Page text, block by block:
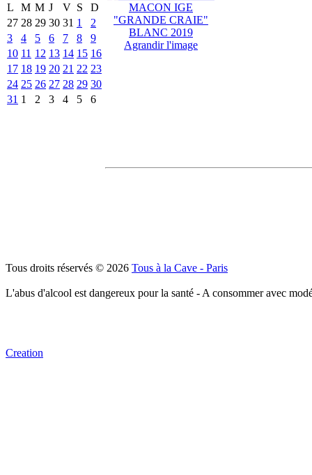
L
M M J V S
D
27 28 29 30 31 1
2
3
4 5 6 7 8
9
10 11 12 13 14 15 16
17 18 19 20 21 22 23
24 25 26 27 28 29 30
31 1 2 3 4 5 6
Agrandir l'image
Tous droits réservés © 2026 Tous à la Cave - Paris
L'abus d'alcool est dangereux pour la santé - A consommer avec
Creation